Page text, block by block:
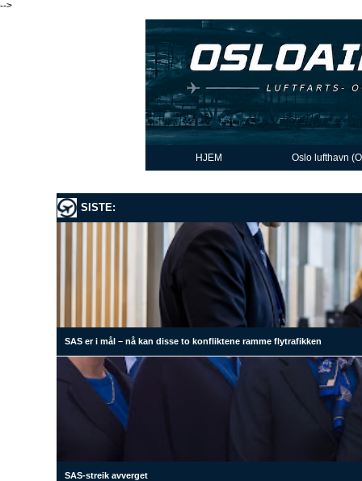
-->
HJEM Oslo lufthavn
SISTE:
SAS er i mål – nå kan disse to konfliktene ramme flytrafikken
SAS-streik avverget